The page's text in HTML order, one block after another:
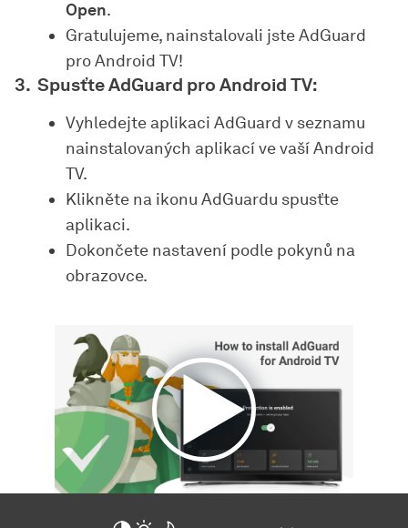
Open.
Gratulujeme, nainstalovali jste AdGuard
pro Android TV!
Spusťte AdGuard pro Android TV:
Vyhledejte aplikaci AdGuard v seznamu
nainstalovaných aplikací ve vaší Android
TV.
Klikněte na ikonu AdGuardu spusťte
aplikaci.
Dokončete nastavení podle pokynů na
obrazovce.